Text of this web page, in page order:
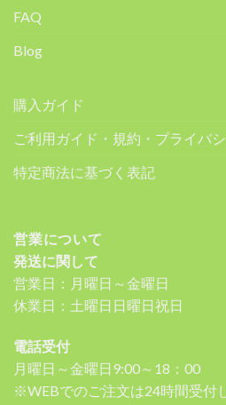
FAQ
Blog
購入ガイド
ご利用ガイド・規約・プライバ
特定商法に基づく表記
営業について
発送に関して
営業日：月曜日～金曜日
休業日：土曜日日曜日祝日
電話受付
月曜日～金曜日9:00～18：00
※WEBでのご注文は24時間受付